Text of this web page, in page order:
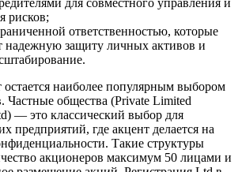
рисков;
ответственностью, которые
надежную защиту личных активов и
наиболее популярным выбором
Частные общества (Private Limited
— это классический выбор для
предприятий, где акцент делается на
Такие структуры
акционеров максимум 50 лицами и